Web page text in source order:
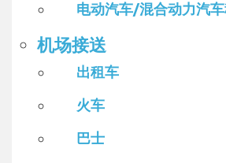
电动汽车/混合动力汽
机场接送
出租车
火车
巴士